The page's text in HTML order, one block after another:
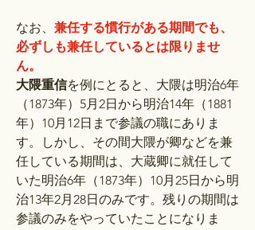
なお、 兼任する慣行がある期間でも、
必ずしも兼任しているとは限りませ
ん。
大隈重信を例にとると、大隈は明治6年
（1873年）5月2日から明治14年（1881
年）10月12日まで参議の職にありま
す。しかし、その間大隈が卿などを兼
任している期間は、大蔵卿に就任して
いた明治6年（1873年）10月25日から明
治13年2月28日のみです。残りの期間は
参議のみをやっていたことになりま